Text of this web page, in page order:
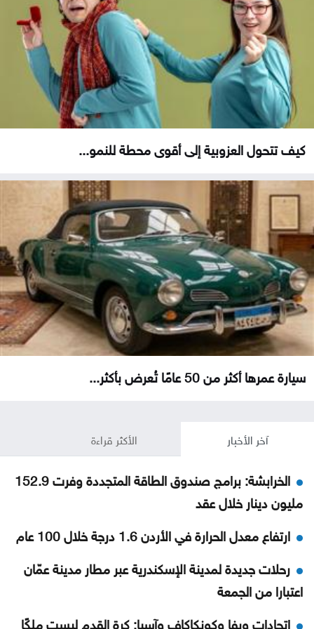
كيف تتحول العزوبية إلى أقوى محطة للنمو...
سيارة عمرها أكثر من 50 عامًا تُعرض بأكثر...
آخر الأخبار الأكثر قراءة
الخرابشة: برامج صندوق الطاقة المتجددة وفرت 152.9
مليون دينار خلال عقد
ارتفاع معدل الحرارة في الأردن 1.6 درجة خلال 100 عام
رحلات جديدة لمدينة الإسكندرية عبر مطار مدينة عمّان
اعتبارا من الجمعة
اتحادات ويفا وكونكاكاف وآسيا: كرة القدم ليست ملكًا